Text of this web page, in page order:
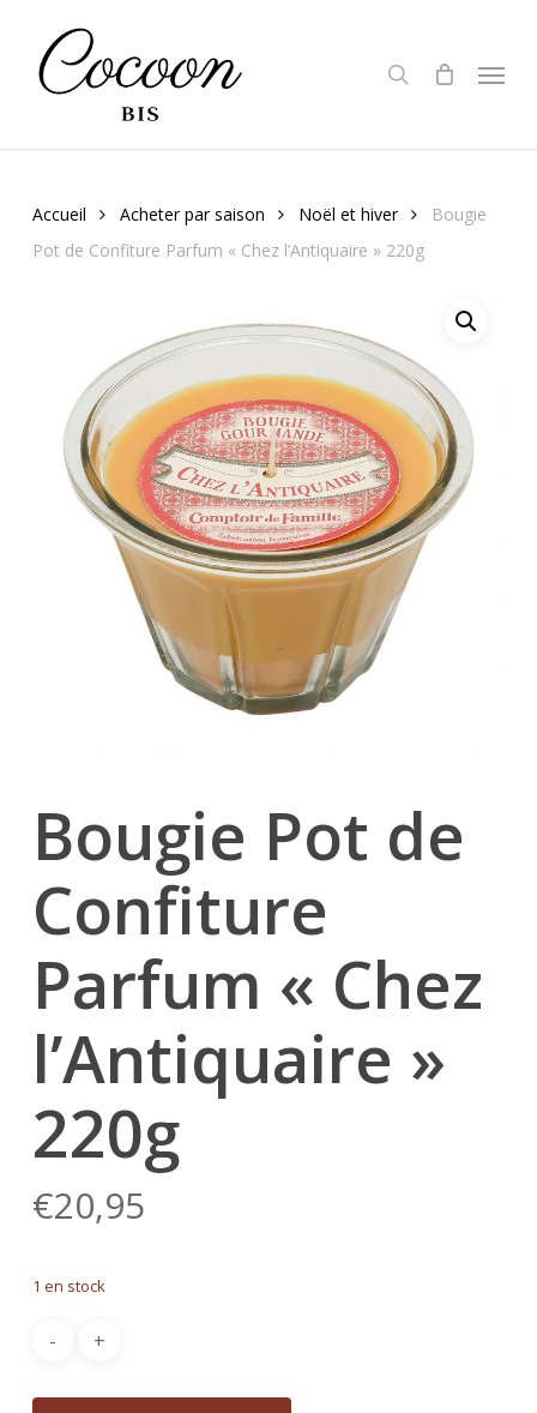
Menu
Accueil Acheter par saison Noël et hiver
Bougie
Pot de Confiture Parfum « Chez l’Antiquaire » 220g
Bougie Pot de
Confiture
Parfum « Chez
l’Antiquaire »
220g
€20,95
1 en stock